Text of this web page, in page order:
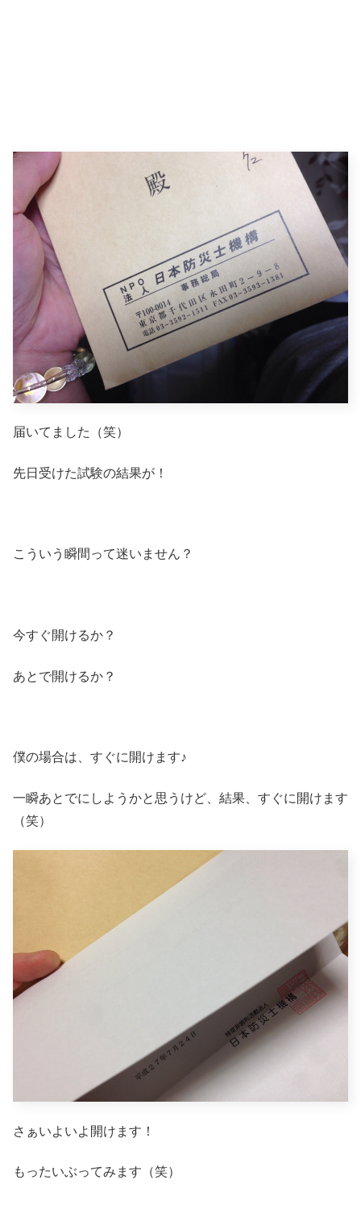
届いてました（笑）
先日受けた試験の結果が！
こういう瞬間って迷いません？
今すぐ開けるか？
あとで開けるか？
僕の場合は、すぐに開けます♪
一瞬あとでにしようかと思うけど、結果、すぐに開けます
（笑）
さぁいよいよ開けます！
もったいぶってみます（笑）